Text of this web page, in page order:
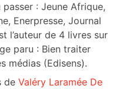
passer : Jeune Afrique,
Enerpresse, Journal
l’auteur de 4 livres sur
paru : Bien traiter
médias (Edisens).
de Valéry Laramée De